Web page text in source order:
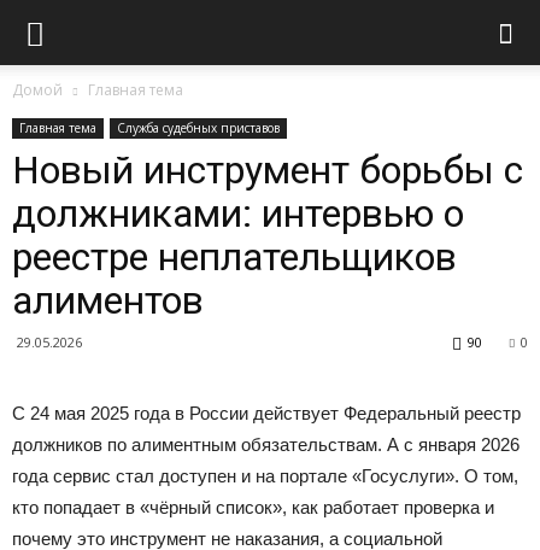
Домой Главная тема
Главная тема Служба судебных приставов
Новый инструмент борьбы с
должниками: интервью о
реестре неплательщиков
алиментов
29.05.2026 0
90
С 24 мая 2025 года в России действует Федеральный реестр
должников по алиментным обязательствам. А с января 2026
года сервис стал доступен и на портале «Госуслуги». О том,
кто попадает в «чёрный список», как работает проверка и
почему это инструмент не наказания, а социальной